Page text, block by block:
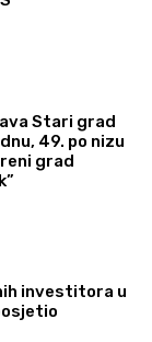
Stari grad
49. po nizu
grad
investitora u